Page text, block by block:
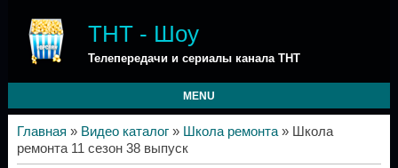
ТНТ - Шоу
Телепередачи и сериалы канала ТНТ
MENU
Главная » Видео каталог» Школа ремонта» Школа
ремонта 11 сезон 38 выпуск